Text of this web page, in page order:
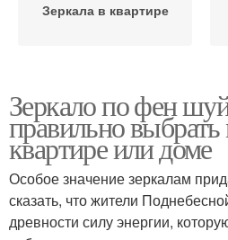
Зеркала в квартире
Вести перед зеркалом
Зеркало по фен
правильно выбрать
квартире или доме
Особое значение зеркалам
сказать, что жители
древности силу энергии,